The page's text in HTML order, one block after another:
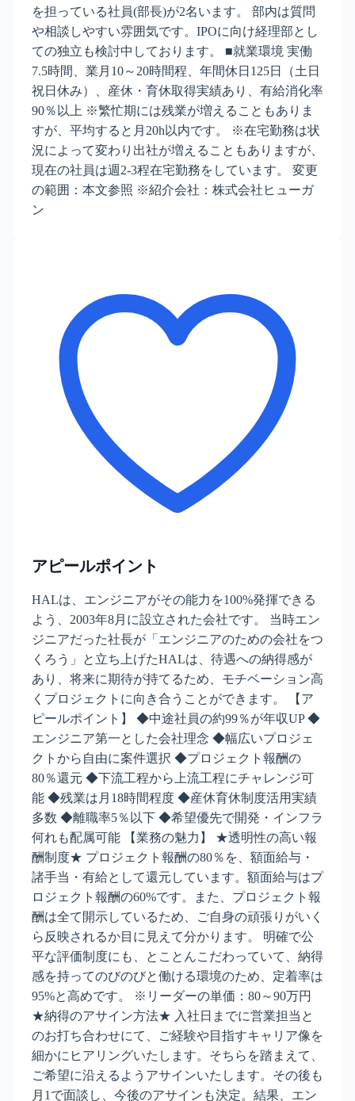
を担っている社員(部長)が2名います。 部内は質問
や相談しやすい雰囲気です。IPOに向け経理部とし
ての独立も検討中しております。 ■就業環境 実働
7.5時間、業月10～20時間程、年間休日125日（土日
祝日休み）、産休・育休取得実績あり、有給消化率
90％以上 ※繁忙期には残業が増えることもありま
すが、平均すると月20h以内です。 ※在宅勤務は状
況によって変わり出社が増えることもありますが、
現在の社員は週2-3程在宅勤務をしています。 変更
の範囲：本文参照 ※紹介会社：株式会社ヒューガ
ン
アピールポイント
HALは、エンジニアがその能力を100%発揮できる
よう、2003年8月に設立された会社です。 当時エン
ジニアだった社長が「エンジニアのための会社をつ
くろう」と立ち上げたHALは、待遇への納得感が
あり、将来に期待が持てるため、モチベーション高
くプロジェクトに向き合うことができます。 【ア
ピールポイント】 ◆中途社員の約99％が年収UP ◆
エンジニア第一とした会社理念 ◆幅広いプロジェ
クトから自由に案件選択 ◆プロジェクト報酬の
80％還元 ◆下流工程から上流工程にチャレンジ可
能 ◆残業は月18時間程度 ◆産休育休制度活用実績
多数 ◆離職率5％以下 ◆希望優先で開発・インフラ
何れも配属可能 【業務の魅力】 ★透明性の高い報
酬制度★ プロジェクト報酬の80％を、額面給与・
諸手当・有給として還元しています。額面給与はプ
ロジェクト報酬の60%です。また、プロジェクト報
酬は全て開示しているため、ご自身の頑張りがいく
ら反映されるか目に見えて分かります。 明確で公
平な評価制度にも、とことんこだわっていて、納得
感を持ってのびのびと働ける環境のため、定着率は
95%と高めです。 ※リーダーの単価：80～90万円
★納得のアサイン方法★ 入社日までに営業担当と
のお打ち合わせにて、ご経験や目指すキャリア像を
細かにヒアリングいたします。そちらを踏まえて、
ご希望に沿えるようアサインいたします。その後も
月1で面談し、今後のアサインも決定。結果、エン